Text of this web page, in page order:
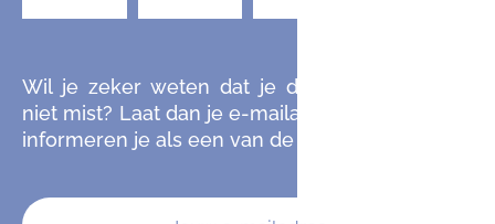
Wil je zeker weten dat je de komende editie
niet mist? Laat dan je e-mailadres achter en we
informeren je als een van de eersten.